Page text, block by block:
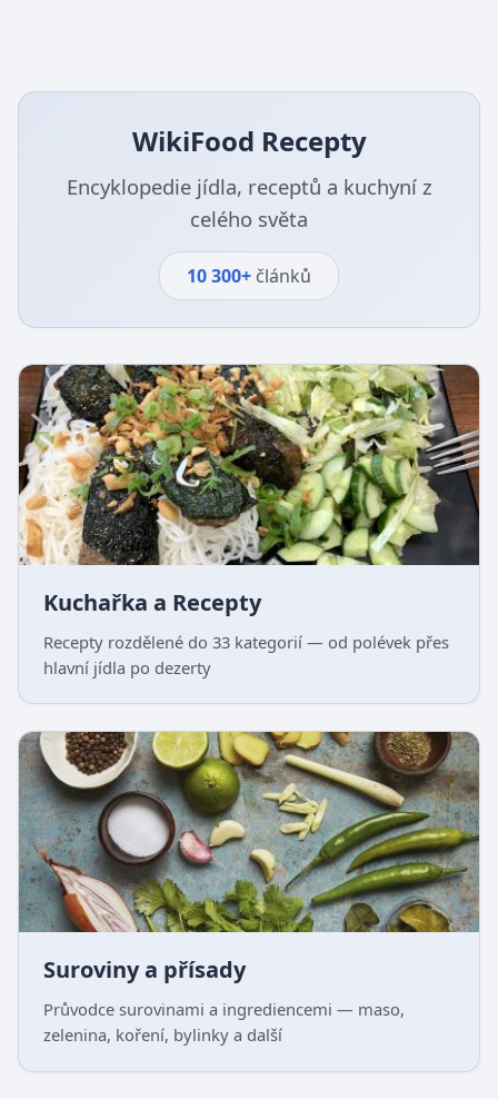
WikiFood Recepty
Encyklopedie jídla, receptů a kuchyní z
celého světa
10 300+ článků
Kuchařka a Recepty
Recepty rozdělené do 33 kategorií — od polévek přes
hlavní jídla po dezerty
Suroviny a přísady
Průvodce surovinami a ingrediencemi — maso,
zelenina, koření, bylinky a další